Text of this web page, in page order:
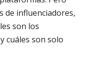
de influenciadores,
son los
cuáles son solo